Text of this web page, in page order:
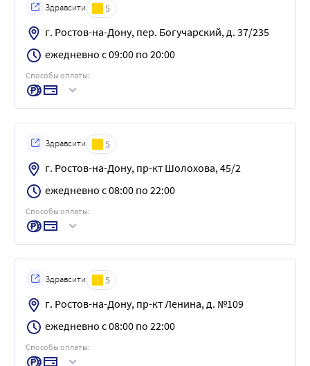
Здравсити 5
г. Ростов-на-Дону, пер. Богучарский, д. 37/235
ежедневно с 09:00 по 20:00
Способы оплаты:
Здравсити 5
г. Ростов-на-Дону, пр-кт Шолохова, 45/2
ежедневно с 08:00 по 22:00
Способы оплаты:
Здравсити 5
г. Ростов-на-Дону, пр-кт Ленина, д. №109
ежедневно с 08:00 по 22:00
Способы оплаты: